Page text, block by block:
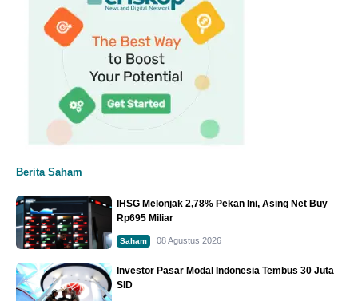
Berita Saham
IHSG Melonjak 2,78% Pekan Ini, Asing Net Buy
Rp695 Miliar
Saham 08 Agustus 2026
Investor Pasar Modal Indonesia Tembus 30 Juta
SID